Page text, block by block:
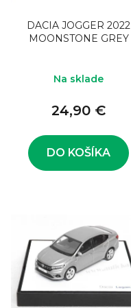
DACIA JOGGER 2022
MOONSTONE GREY
Na sklade
24,90 €
DO KOŠÍKA